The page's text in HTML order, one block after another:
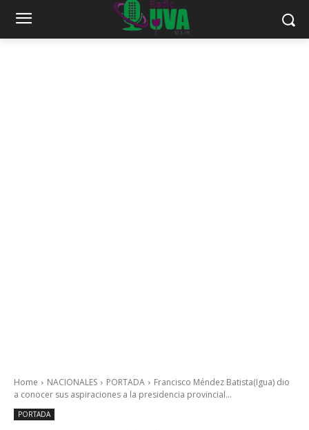
Home NACIONALES PORTADA
Francisco Méndez Batista(Igua) dio
a conocer sus aspiraciones a la presidencia provincial...
PORTADA